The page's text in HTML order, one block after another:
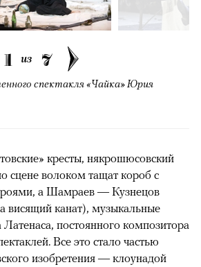
1 из 7
спектакля «Чайка» Юрия
кресты, някрошюсовский
сцене волоком тащат короб с
а Шамраев — Кузнецов
висящий канат), музыкальные
Латенаса, постоянного композитора
Все это стало частью
изобретения — клоунадой